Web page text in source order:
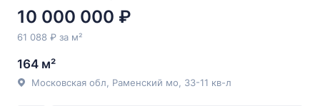
10 000 000 ₽
61 088 ₽ за м²
164 м²
Московская обл, Раменский мо, 33-11 кв-л